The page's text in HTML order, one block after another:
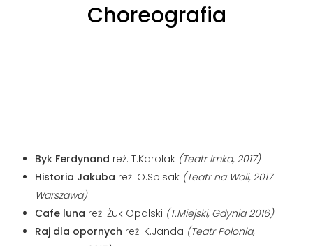
Choreografia
Byk Ferdynand reż. T.Karolak (Teatr Imka, 2017)
Historia Jakuba reż. O.Spisak (Teatr na Woli, 2017
Warszawa)
Cafe luna reż. Żuk Opalski (T.Miejski, Gdynia 2016)
Raj dla opornych reż. K.Janda (Teatr Polonia,